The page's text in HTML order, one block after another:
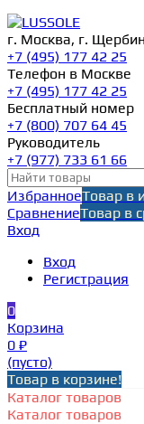
г. Москва, г.
+7 (495) 177 42 25
Телефон в Москве
+7 (495) 177 42 25
Бесплатный номер
+7 (800) 707 64 45
Руководитель
+7 (977) 733 61 66
ИзбранноеТовар в
СравнениеТовар в
Вход
Вход
Регистрация
0
Корзина
0 ₽
(пусто)
Товар в корзине!
Каталог товаров
Каталог товаров